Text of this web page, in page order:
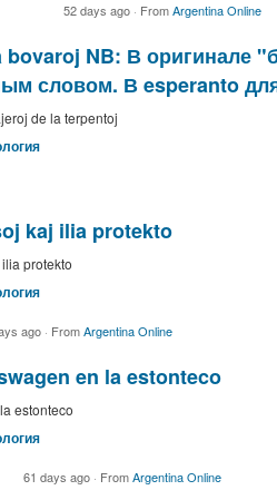
52 days ago · FromArgentina Online
bovaroj NB: В оригинале
словом. В esperanto
de la terpentoj
kaj ilia protekto
protekto
ago · FromArgentina Online
en la estonteco
estonteco
61 days ago · FromArgentina Online